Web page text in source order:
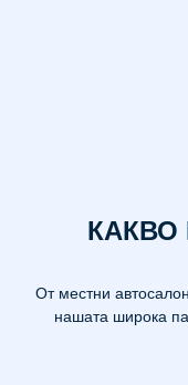
КАКВО
От местни
нашата широка